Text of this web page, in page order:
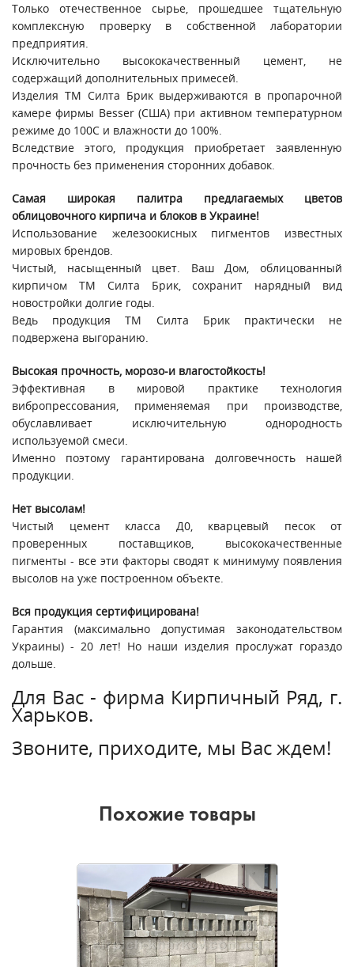
Только отечественное сырье, прошедшее тщательную
комплексную проверку в собственной лаборатории
предприятия.
Исключительно высококачественный цемент, не
содержащий дополнительных примесей.
Изделия ТМ Силта Брик выдерживаются в пропарочной
камере фирмы Besser (США) при активном температурном
режиме до 100С и влажности до 100%.
Вследствие этого, продукция приобретает заявленную
прочность без применения сторонних добавок.
Самая широкая палитра предлагаемых цветов
облицовочного кирпича и блоков в Украине!
Использование железоокисных пигментов известных
мировых брендов.
Чистый, насыщенный цвет. Ваш Дом, облицованный
кирпичом ТМ Силта Брик, сохранит нарядный вид
новостройки долгие годы.
Ведь продукция ТМ Силта Брик практически не
подвержена выгоранию.
Высокая прочность, морозо-и влагостойкость!
Эффективная в мировой практике технология
вибропрессования, применяемая при производстве,
обуславливает исключительную однородность
используемой смеси.
Именно поэтому гарантирована долговечность нашей
продукции.
Нет высолам!
Чистый цемент класса Д0, кварцевый песок от
проверенных поставщиков, высококачественные
пигменты - все эти факторы сводят к минимуму появления
высолов на уже построенном объекте.
Вся продукция сертифицирована!
Гарантия (максимально допустимая законодательством
Украины) - 20 лет! Но наши изделия прослужат гораздо
дольше.
Для Вас - фирма Кирпичный Ряд, г.
Харьков.
Звоните, приходите, мы Вас ждем!
Похожие товары